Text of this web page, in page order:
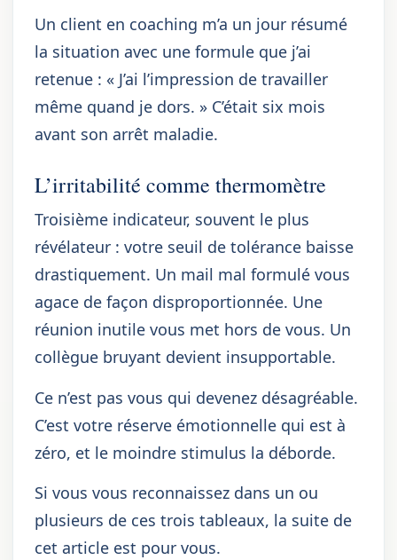
Un client en coaching m’a un jour résumé
la situation avec une formule que j’ai
retenue : « J’ai l’impression de travailler
même quand je dors. » C’était six mois
avant son arrêt maladie.
L’irritabilité comme thermomètre
Troisième indicateur, souvent le plus
révélateur : votre seuil de tolérance baisse
drastiquement. Un mail mal formulé vous
agace de façon disproportionnée. Une
réunion inutile vous met hors de vous. Un
collègue bruyant devient insupportable.
Ce n’est pas vous qui devenez désagréable.
C’est votre réserve émotionnelle qui est à
zéro, et le moindre stimulus la déborde.
Si vous vous reconnaissez dans un ou
plusieurs de ces trois tableaux, la suite de
cet article est pour vous.